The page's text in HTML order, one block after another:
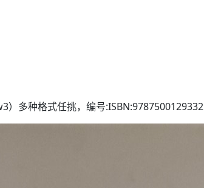
多种格式任挑，编号:ISBN:9787500129332